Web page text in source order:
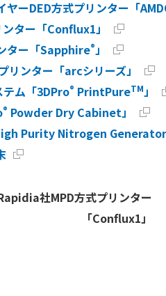
ヤーDED方式プリンター「
ター「Conflux1」
ター「Sapphire®」
ンター「arcシリーズ」
ム「3DPro® PrintPureTM」
® Powder Dry Cabinet」
Purity Nitrogen
社MPD方式プリンター
「Conflux1」